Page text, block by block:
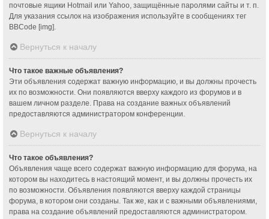
почтовые ящики Hotmail или Yahoo, защищённые паролями сайты и т. п.
Для указания ссылок на изображения используйте в сообщениях тег
BBCode [img].
Вернуться к началу
Что такое важные объявления?
Эти объявления содержат важную информацию, и вы должны прочесть
их по возможности. Они появляются вверху каждого из форумов и в
вашем личном разделе. Права на создание важных объявлений
предоставляются администратором конференции.
Вернуться к началу
Что такое объявления?
Объявления чаще всего содержат важную информацию для форума, на
котором вы находитесь в настоящий момент, и вы должны прочесть их
по возможности. Объявления появляются вверху каждой страницы
форума, в котором они созданы. Так же, как и с важными объявлениями,
права на создание объявлений предоставляются администратором.